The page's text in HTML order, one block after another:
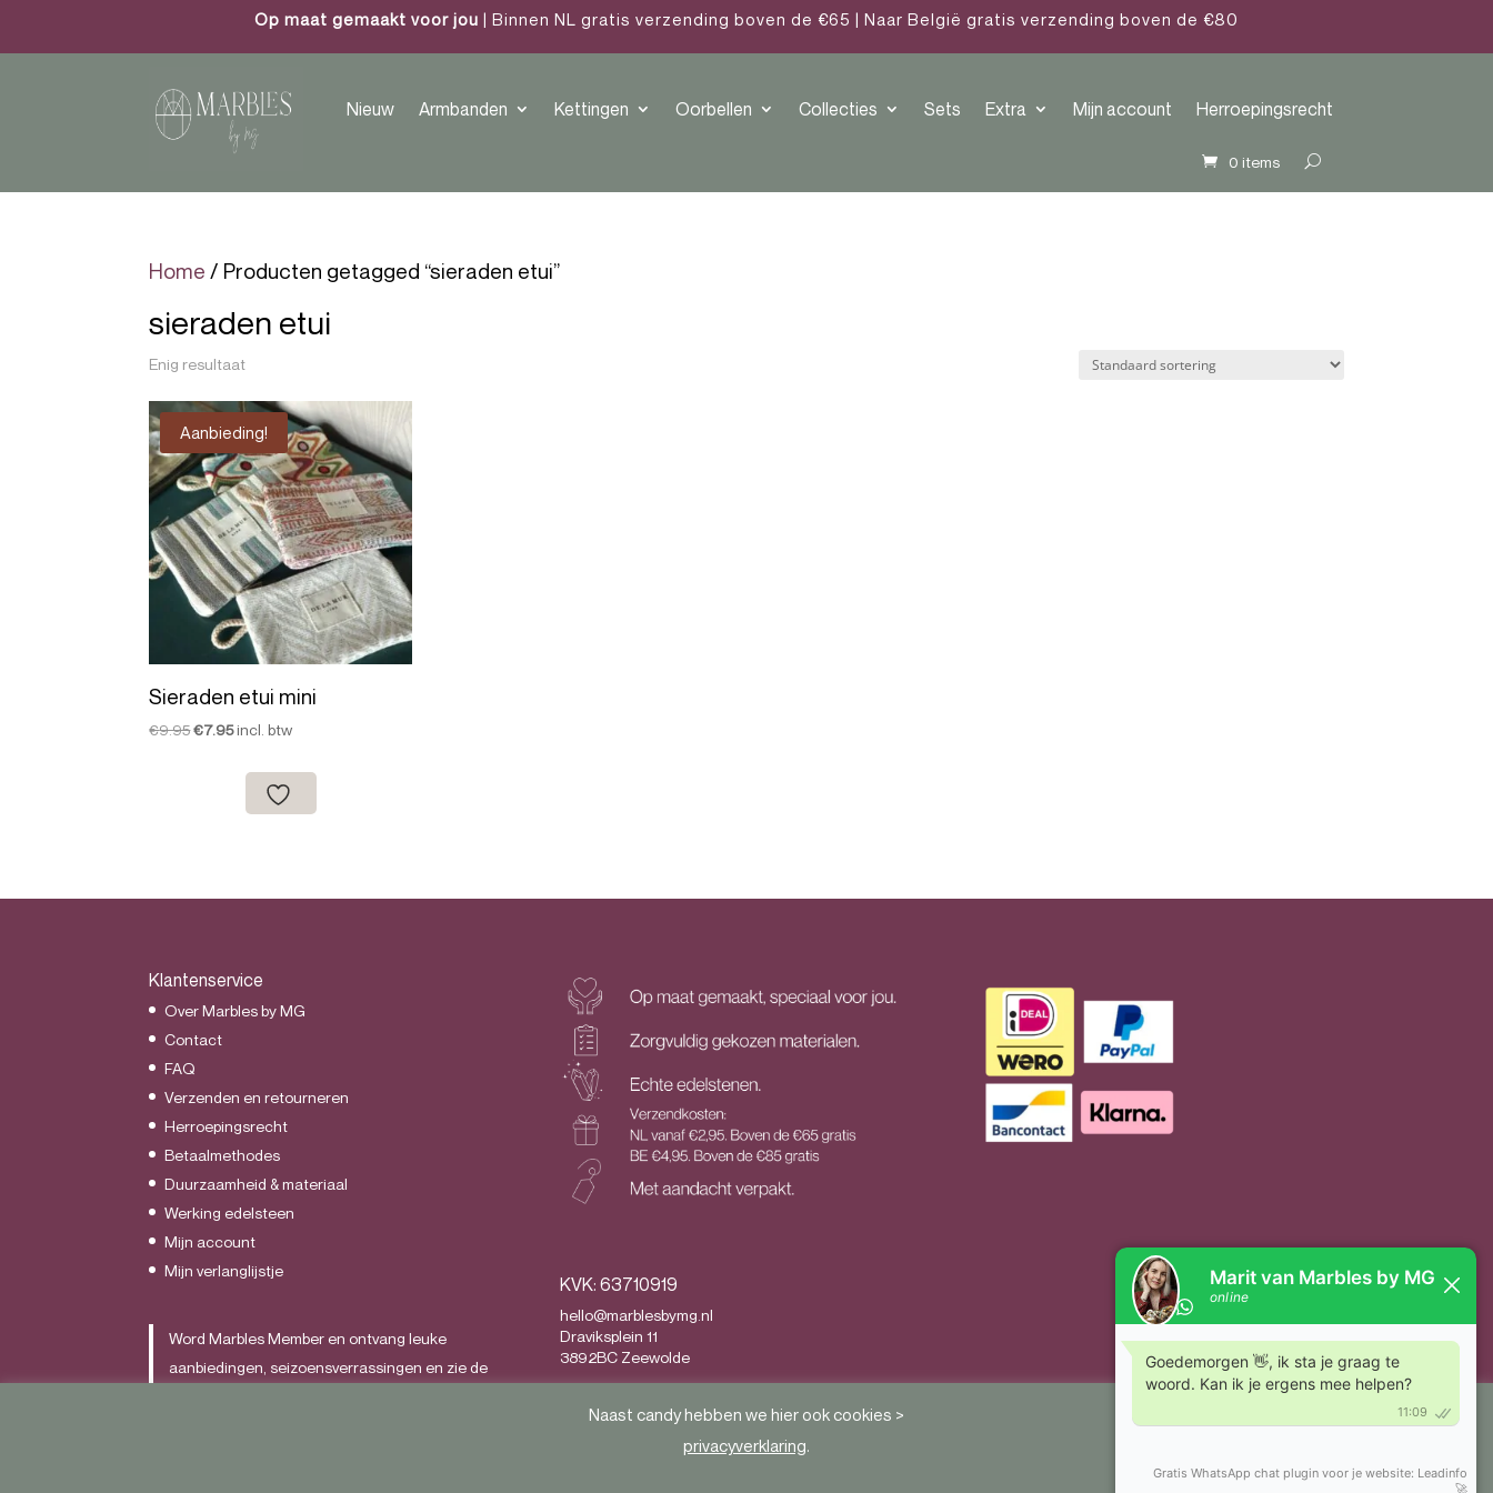
Op maat gemaakt voor jou | Binnen NL gratis verzending boven de €65 | Naar België gratis verzending boven de €80
Nieuw Armbanden Kettingen Oorbellen Collecties Sets Extra Mijn account Herroepingsrecht
0 items
Home / Producten getagged “sieraden etui”
sieraden etui
Enig resultaat
Aanbieding!
Sieraden etui mini
€9.95Oorspronkelijke
€7.95Huidige
is:
€7.95.
incl. btw
Klantenservice
Over Marbles by MG
Contact
FAQ
Verzenden en retourneren
Herroepingsrecht
Betaalmethodes
Duurzaamheid & materiaal
Werking edelsteen
Mijn account
Mijn verlanglijstje
Word Marbles Member en ontvang leuke
aanbiedingen, seizoensverrassingen en zie de
KVK: 63710919
hello@marblesbymg.nl
Draviksplein 11
3892BC Zeewolde
Naast candy hebben we hier ook cookies >
privacyverklaring.